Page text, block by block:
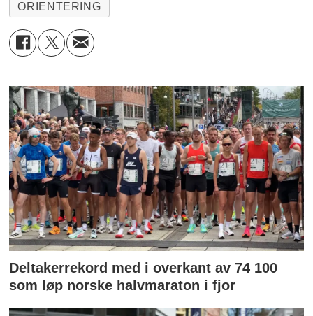
ORIENTERING
Deltakerrekord med i overkant av 74 100
som løp norske halvmaraton i fjor